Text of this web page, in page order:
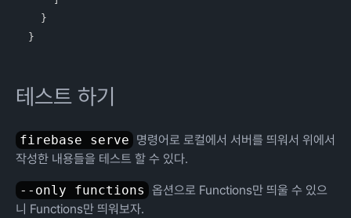
  }
테스트 하기
firebase serve 명령어로 로컬에서 서버를 띄워서 위에서
작성한 내용들을 테스트 할 수 있다.
--only functions 옵션으로 Functions만 띄울 수 있으
니 Functions만 띄워보자.